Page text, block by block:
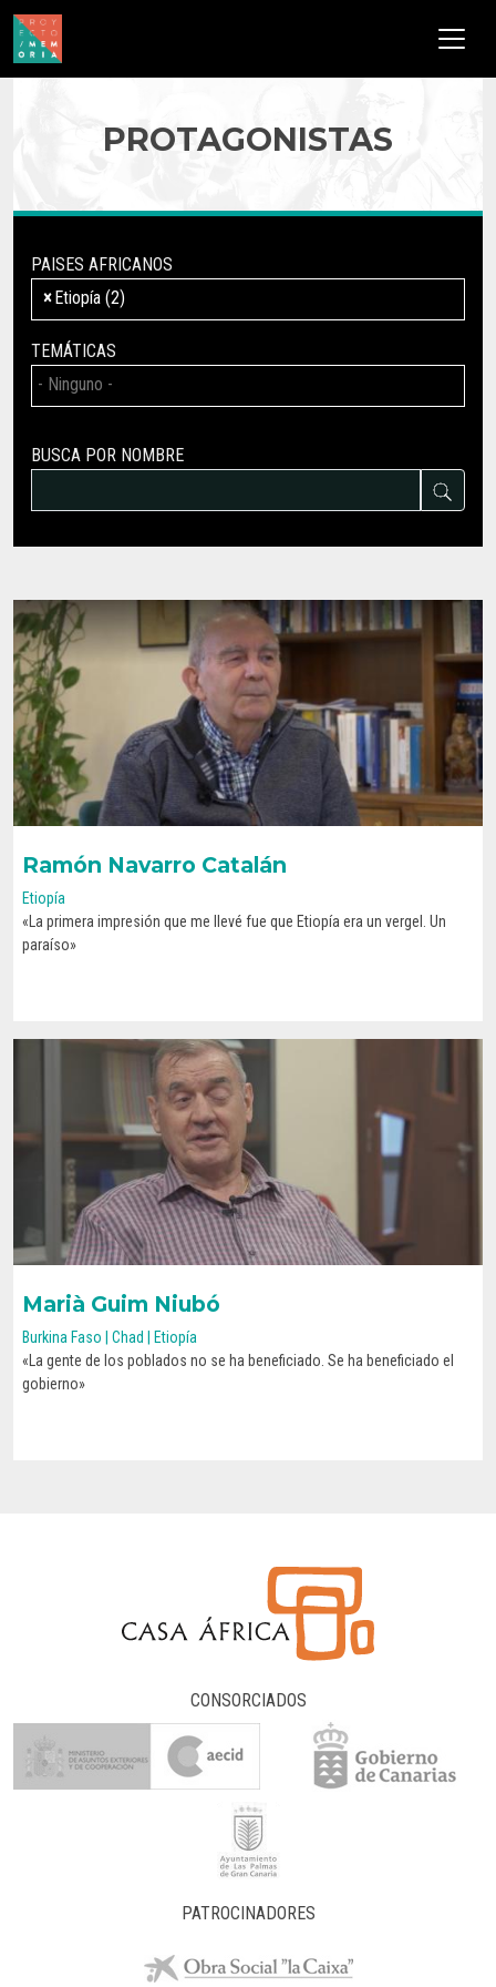
Pasar al contenido principal
PROTAGONISTAS
PAISES AFRICANOS
×Etiopía (2)
TEMÁTICAS
BUSCA POR NOMBRE
Ramón Navarro Catalán
Etiopía
«La primera impresión que me llevé fue que Etiopía era un vergel. Un
paraíso»
CONOCE SU HISTORIA
Marià Guim Niubó
Burkina Faso | Chad | Etiopía
«La gente de los poblados no se ha beneficiado. Se ha beneficiado el
gobierno»
CONOCE SU HISTORIA
CONSORCIADOS
PATROCINADORES